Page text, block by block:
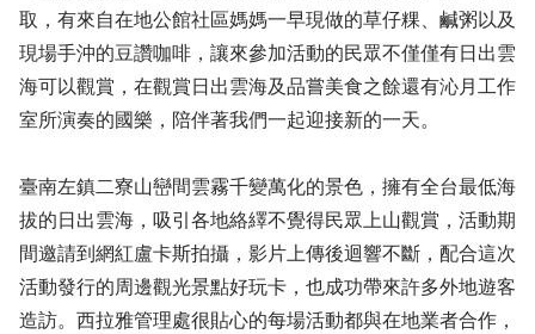
取，有來自在地公館社區媽媽一早現做的草仔粿、鹹粥以及
現場手沖的豆讚咖啡，讓來參加活動的民眾不僅僅有日出雲
海可以觀賞，在觀賞日出雲海及品嘗美食之餘還有沁月工作
室所演奏的國樂，陪伴著我們一起迎接新的一天。
臺南左鎮二寮山巒間雲霧千變萬化的景色，擁有全台最低海
拔的日出雲海，吸引各地絡繹不覺得民眾上山觀賞，活動期
間邀請到網紅盧卡斯拍攝，影片上傳後迴響不斷，配合這次
活動發行的周邊觀光景點好玩卡，也成功帶來許多外地遊客
造訪。西拉雅管理處很貼心的每場活動都與在地業者合作，